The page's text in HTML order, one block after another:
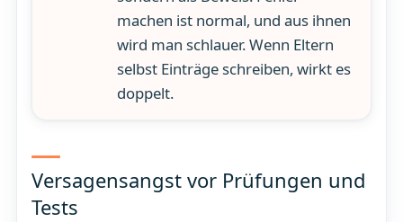
machen ist normal, und aus ihnen
wird man schlauer. Wenn Eltern
selbst Einträge schreiben, wirkt es
doppelt.
Versagensangst vor Prüfungen und
Tests